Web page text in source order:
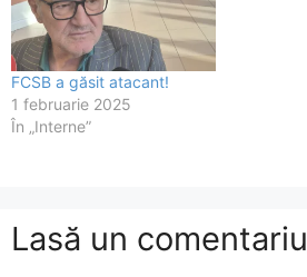
FCSB a găsit atacant!
1 februarie 2025
În „Interne”
Lasă un comentariu